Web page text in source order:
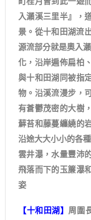
入瀨溪三里半』，
景。從十和田湖流
源流部分就是奧入
化，沿岸遍佈扁柏
與十和田湖同被指
物。沿溪流漫步，
有蒼鬱茂密的大樹
蘚苔和藤蔓纏繞的
沿途大大小小的各
雲井瀑，水量豐沛
飛落而下的玉簾瀑
姿
【十和田湖】 周圍